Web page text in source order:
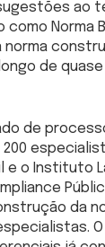
ao
como Norma
norma
de
de
e o Instituto
da